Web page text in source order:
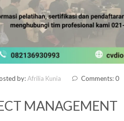
by:Afrilia Kunia Comments: 0
MANAGEMENT